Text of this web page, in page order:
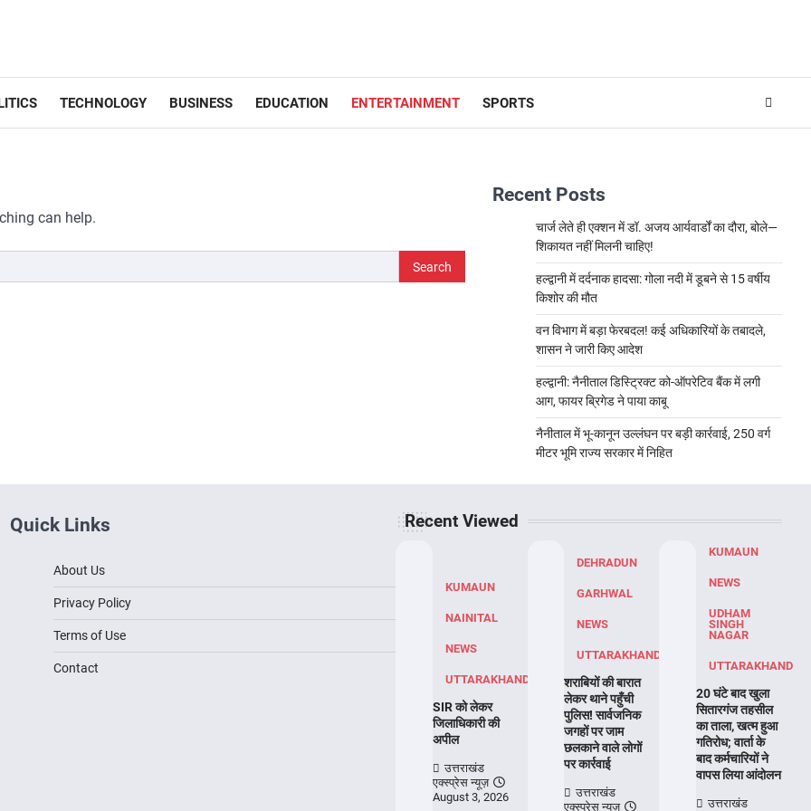
TECHNOLOGY BUSINESS EDUCATION ENTERTAINMENT SPORTS
can help.
Recent Posts
चार्ज लेते ही एक्शन में डॉ. अजय आर्यवार्डों का दौरा, बोले—
शिकायत नहीं मिलनी चाहिए!
हल्द्वानी में दर्दनाक हादसा: गोला नदी में डूबने से 15 वर्षीय
किशोर की मौत
वन विभाग में बड़ा फेरबदल! कई अधिकारियों के तबादले,
शासन ने जारी किए आदेश
हल्द्वानी: नैनीताल डिस्ट्रिक्ट को-ऑपरेटिव बैंक में लगी
आग, फायर ब्रिगेड ने पाया काबू
नैनीताल में भू-कानून उल्लंघन पर बड़ी कार्रवाई, 250 वर्ग
मीटर भूमि राज्य सरकार में निहित
Quick Links
About Us
Privacy Policy
Terms of Use
Contact
Recent Viewed
KUMAUN
NAINITAL
NEWS
UTTARAKHAND
SIR को लेकर
जिलाधिकारी की
अपील
उत्तराखंड
एक्स्प्रेस न्यूज़
August 3, 2026
DEHRADUN
GARHWAL
NEWS
UTTARAKHAND
शराबियों की बारात
लेकर थाने पहुँची
पुलिस! सार्वजनिक
जगहों पर जाम
छलकाने वाले लोगों
पर कार्रवाई
उत्तराखंड
एक्स्प्रेस न्यूज़
KUMAUN
NEWS
UDHAM
SINGH
NAGAR
UTTARAKHAND
20 घंटे बाद खुला
सितारगंज तहसील
का ताला, खत्म हुआ
गतिरोध; वार्ता के
बाद कर्मचारियों ने
वापस लिया आंदोलन
उत्तराखंड